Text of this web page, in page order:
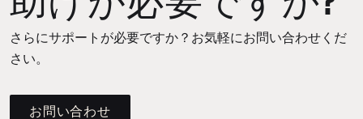
さらにサポートが必要ですか？お気軽にお問い合わせくだ
さい。
お問い合わせ